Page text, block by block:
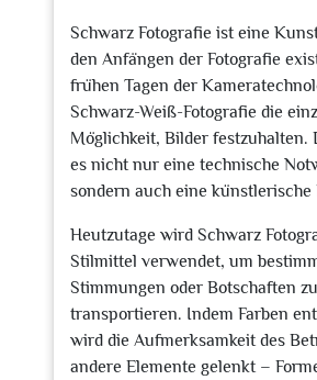
Schwarz Fotografie ist eine
den Anfängen der Fotografie
frühen Tagen der
Schwarz-Weiß-Fotografie die
Möglichkeit, Bilder festzuhalten.
es nicht nur eine technische
sondern auch eine künstlerische
Heutzutage wird Schwarz
Stilmittel verwendet, um
Stimmungen oder Botschaften zu
transportieren. Indem Farben
wird die Aufmerksamkeit des
andere Elemente gelenkt –